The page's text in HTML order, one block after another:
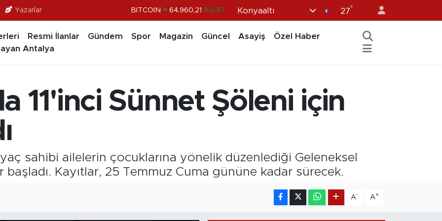
Yazarlar BITCOIN 64.960,21 %0.87
BİST100 13.779 %-14
Konyaaltı 27°
Resmi İlanlar Gündem Spor Magazin Güncel Asayiş
Özel Haber
Antalya
11'inci Sünnet Şöleni için
sahibi ailelerin çocuklarına yönelik düzenlediği Geleneksel
Kayıtlar, 25 Temmuz Cuma gününe kadar sürecek.
A- A+